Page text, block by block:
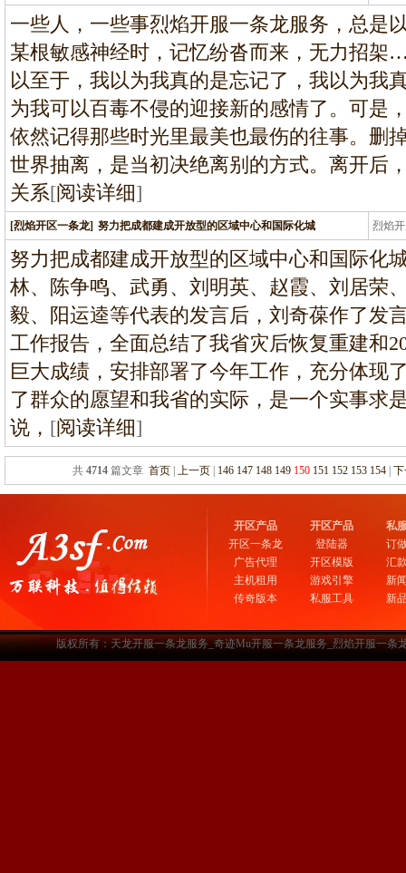
龙
一些人，一些事烈焰开服一条龙服务，总是
某根敏感神经时，记忆纷沓而来，无力招
以至于，我以为我真的是忘记了，我以为我
为我可以百毒不侵的迎接新的感情了。可是
依然记得那些时光里最美也最伤的往事。删
世界抽离，是当初决绝离别的方式。离开后
关系[阅读详细]
[烈焰开区一条龙] 努力把成都建成开放型的区域中心和国际化城 烈焰
龙
努力把成都建成开放型的区域中心和国际化
林、陈争鸣、武勇、刘明英、赵霞、刘居荣
毅、阳运逵等代表的发言后，刘奇葆作了发
工作报告，全面总结了我省灾后恢复重建和
巨大成绩，安排部署了今年工作，充分体现
了群众的愿望和我省的实际，是一个实事求
说， [阅读详细]
共 4714篇文章 首页| 上一页| 146 147 148 149 150 151 152 153 154| 下
开区产品
开区一条龙
广告代理
主机租用
传奇版本
开区产品
登陆器
开区模版
游戏引擎
私服工具
私
订
汇
新
新
版权所有：天龙开服一条龙服务_奇迹Mu开服一条龙服务_烈焰开服一条